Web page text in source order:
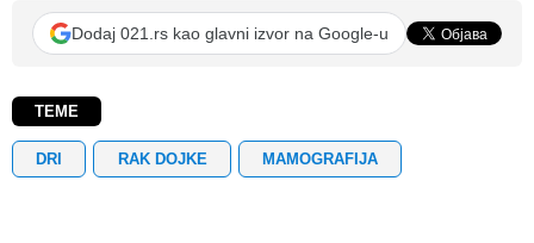
Dodaj 021.rs kao glavni izvor na Google-u
TEME
DRI RAK DOJKE MAMOGRAFIJA